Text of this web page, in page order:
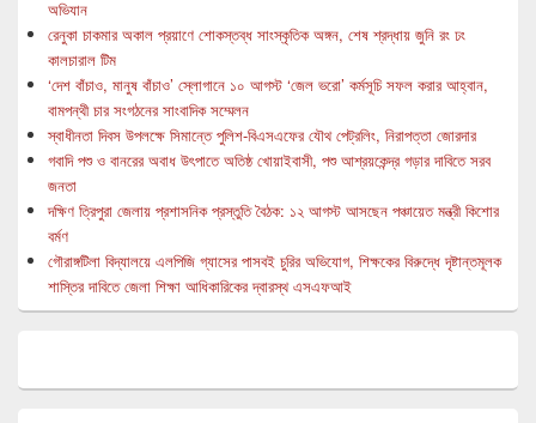
অভিযান
রেনুকা চাকমার অকাল প্রয়াণে শোকস্তব্ধ সাংস্কৃতিক অঙ্গন, শেষ শ্রদ্ধায় জুনি রং ঢং
কালচারাল টিম
‘দেশ বাঁচাও, মানুষ বাঁচাও’ স্লোগানে ১০ আগস্ট ‘জেল ভরো’ কর্মসূচি সফল করার আহ্বান,
বামপন্থী চার সংগঠনের সাংবাদিক সম্মেলন
স্বাধীনতা দিবস উপলক্ষে সিমান্তে পুলিশ-বিএসএফের যৌথ পেট্রলিং, নিরাপত্তা জোরদার
গবাদি পশু ও বানরের অবাধ উৎপাতে অতিষ্ঠ খোয়াইবাসী, পশু আশ্রয়কেন্দ্র গড়ার দাবিতে সরব
জনতা
দক্ষিণ ত্রিপুরা জেলায় প্রশাসনিক প্রস্তুতি বৈঠক: ১২ আগস্ট আসছেন পঞ্চায়েত মন্ত্রী কিশোর
বর্মণ
গৌরাঙ্গটিলা বিদ্যালয়ে এলপিজি গ্যাসের পাসবই চুরির অভিযোগ, শিক্ষকের বিরুদ্ধে দৃষ্টান্তমূলক
শাস্তির দাবিতে জেলা শিক্ষা আধিকারিকের দ্বারস্থ এসএফআই